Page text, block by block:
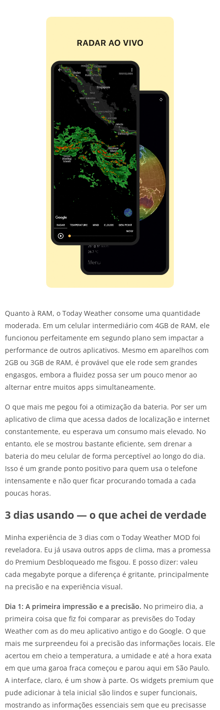
Quanto à RAM, o Today Weather consome uma quantidade
moderada. Em um celular intermediário com 4GB de RAM, ele
funcionou perfeitamente em segundo plano sem impactar a
performance de outros aplicativos. Mesmo em aparelhos com
2GB ou 3GB de RAM, é provável que ele rode sem grandes
engasgos, embora a fluidez possa ser um pouco menor ao
alternar entre muitos apps simultaneamente.
O que mais me pegou foi a otimização da bateria. Por ser um
aplicativo de clima que acessa dados de localização e internet
constantemente, eu esperava um consumo mais elevado. No
entanto, ele se mostrou bastante eficiente, sem drenar a
bateria do meu celular de forma perceptível ao longo do dia.
Isso é um grande ponto positivo para quem usa o telefone
intensamente e não quer ficar procurando tomada a cada
poucas horas.
3 dias usando — o que achei de verdade
Minha experiência de 3 dias com o Today Weather MOD foi
reveladora. Eu já usava outros apps de clima, mas a promessa
do Premium Desbloqueado me fisgou. E posso dizer: valeu
cada megabyte porque a diferença é gritante, principalmente
na precisão e na experiência visual.
Dia 1: A primeira impressão e a precisão. No primeiro dia, a
primeira coisa que fiz foi comparar as previsões do Today
Weather com as do meu aplicativo antigo e do Google. O que
mais me surpreendeu foi a precisão das informações locais. Ele
acertou em cheio a temperatura, a umidade e até a hora exata
em que uma garoa fraca começou e parou aqui em São Paulo.
A interface, claro, é um show à parte. Os widgets premium que
pude adicionar à tela inicial são lindos e super funcionais,
mostrando as informações essenciais sem que eu precisasse